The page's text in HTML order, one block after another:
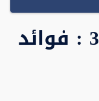
30 - تفسير الآية 36 : فوائد